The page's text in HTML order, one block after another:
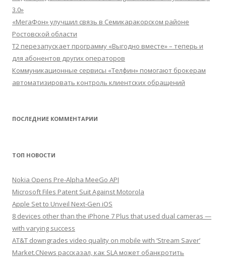
3.0»
«МегаФон» улучшил связь в Семикаракорском районе
Ростовской области
Т2 перезапускает программу «Выгодно вместе» – теперь и
для абонентов других операторов
Коммуникационные сервисы «Телфин» помогают брокерам
автоматизировать контроль клиентских обращений
ПОСЛЕДНИЕ КОММЕНТАРИИ
ТОП НОВОСТИ
Nokia Opens Pre-Alpha MeeGo API
Microsoft Files Patent Suit Against Motorola
Apple Set to Unveil Next-Gen iOS
8 devices other than the iPhone 7 Plus that used dual cameras —
with varying success
AT&T downgrades video quality on mobile with ‘Stream Saver’
Market.CNews рассказал, как SLA может обанкротить